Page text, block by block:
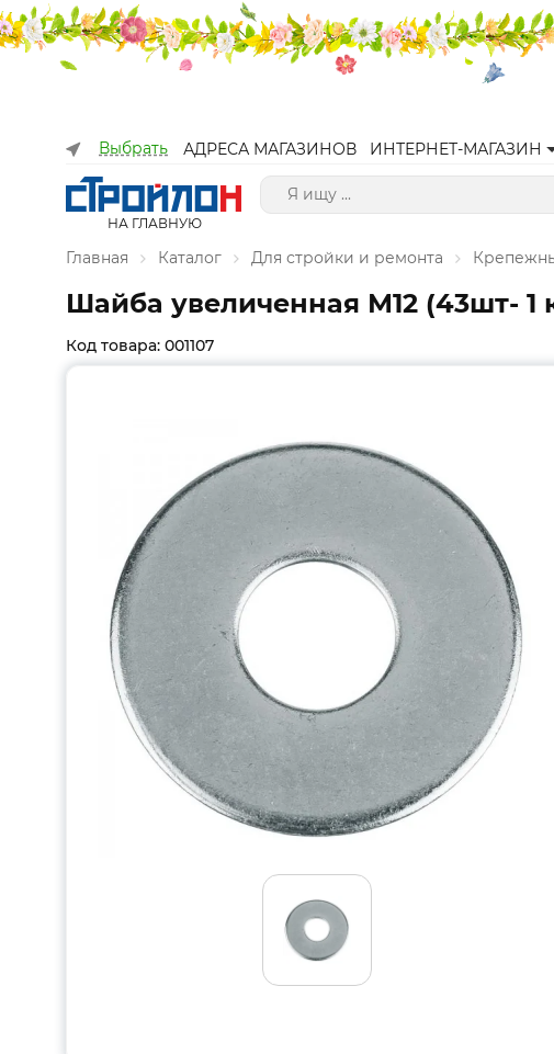
Выбрать АДРЕСА МАГАЗИНОВ ИНТЕРНЕТ-МАГАЗИН
НА ГЛАВНУЮ
Главная Каталог Для стройки и ремонта
Шайба увеличенная М12 (43шт- 1
Код товара: 001107